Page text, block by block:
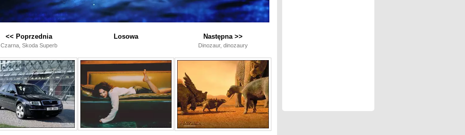
<< Poprzednia
Czarna, Skoda Superb
Losowa Następna >>
Dinozaur, dinozaury